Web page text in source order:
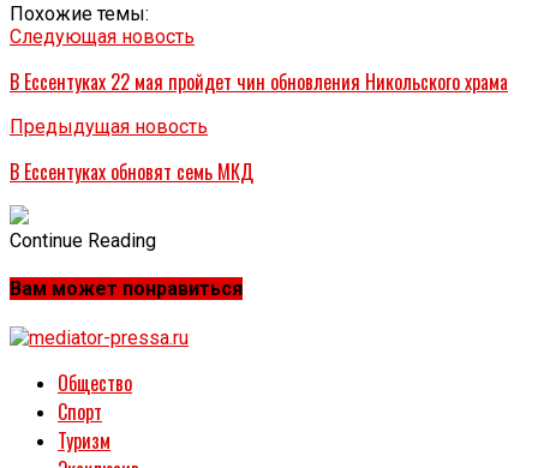
Похожие темы:
Следующая новость
В Ессентуках 22 мая пройдет чин обновления Никольского храма
Предыдущая новость
В Ессентуках обновят семь МКД
Continue Reading
Вам может понравиться
Общество
Спорт
Туризм